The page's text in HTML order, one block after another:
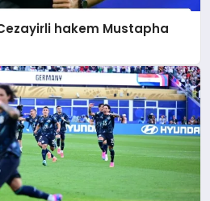
hakem Mustapha